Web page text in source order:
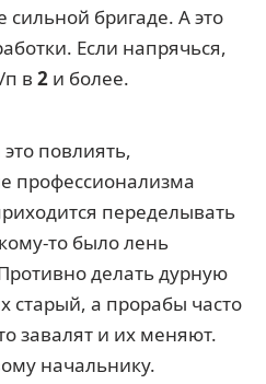
сильной бригаде. А это
Если напрячься,
в 2 и более.
повлиять,
профессионализма
переделывать
то было лень
делать дурную
старый, а прорабы часто
завалят и их меняют.
начальнику.